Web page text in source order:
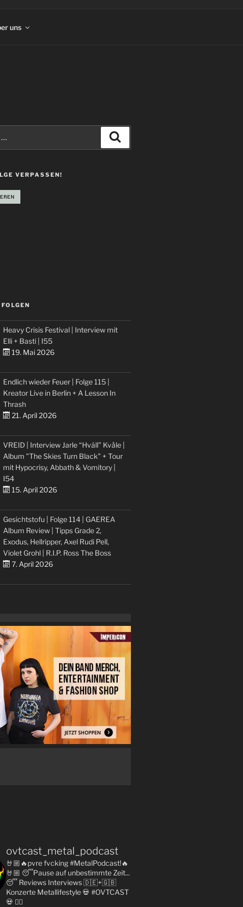
uns
VERPASSEN!
Heavy Crisis Festival | Interview mit
Elli + Basti | I55
19. Mai 2026
Endlich wieder Feuer | Folge 115 |
Kreator Live in Berlin + A Lesson In
Thrash
21. April 2026
VREID | Interview Jarle “Hváll” Kvåle |
Album "The Skies Turn Black" + Tour
mit Hypocrisy, Abbath & Vomitory |
I54
15. April 2026
Gesichtstofu | Folge 114 | GAEREA
Album Review | Tipps Grade 2,
Exodus, Hellripper, Axel Rudi Pell,
Violet Grohl | R.I.P. Ross The Boss
7. April 2026
ovtcast_metal_podcast
🤘🏼🔥pvre fvcking #MetalPodcast!🔥
🤘🏼 😴Pause auf unbestimmte Zeit...
😴Reviews Interviews 🇩🇪+🇬🇧
KonzerteMetallifestyle💀 #OVTCAST
💀 👇🏼